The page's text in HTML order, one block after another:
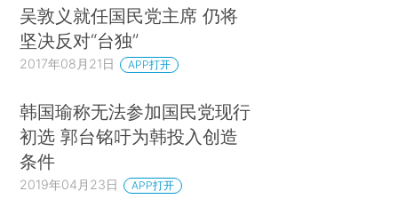
吴敦义就任国民党主席 仍将
坚决反对“台独”
2017年08月21日 APP打开
韩国瑜称无法参加国民党现行
初选 郭台铭吁为韩投入创造
条件
2019年04月23日 APP打开